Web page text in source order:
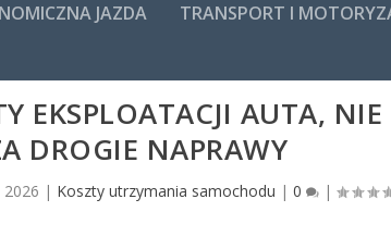
JAZDA TRANSPORT I
EKSPLOATACJI AUTA, NIE
DROGIE NAPRAWY
2026 | Koszty utrzymania samochodu | 0 |